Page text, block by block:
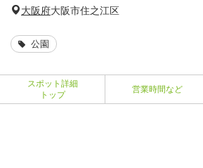
大阪府大阪市住之江区
公園
スポット詳細
トップ
営業時間など